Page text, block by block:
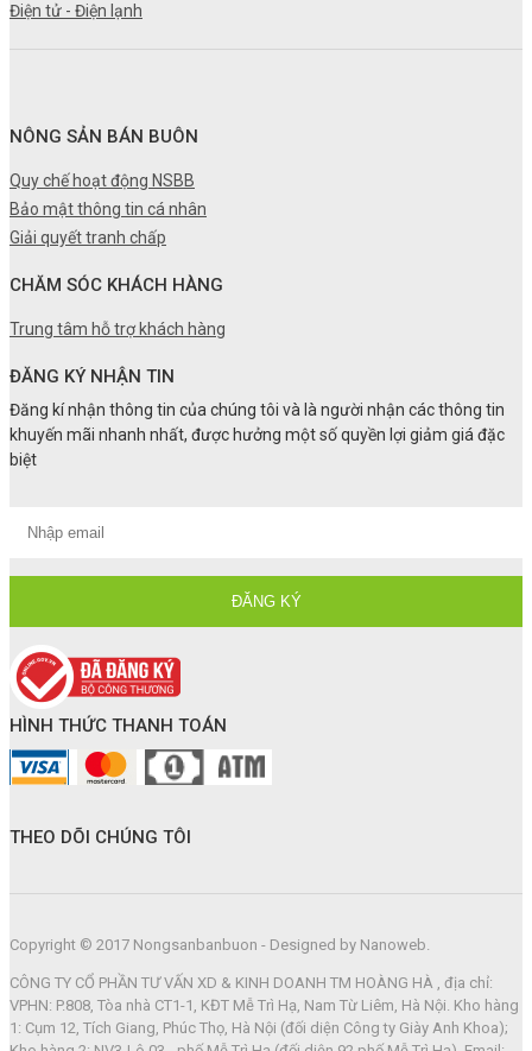
Điện tử - Điện lạnh
NÔNG SẢN BÁN BUÔN
Quy chế hoạt động NSBB
Bảo mật thông tin cá nhân
Giải quyết tranh chấp
CHĂM SÓC KHÁCH HÀNG
Trung tâm hỗ trợ khách hàng
ĐĂNG KÝ NHẬN TIN
Đăng kí nhận thông tin của chúng tôi và là người nhận các thông tin
khuyến mãi nhanh nhất, được hưởng một số quyền lợi giảm giá đặc
biệt
HÌNH THỨC THANH TOÁN
THEO DÕI CHÚNG TÔI
Copyright © 2017 Nongsanbanbuon - Designed by Nanoweb.
CÔNG TY CỔ PHẦN TƯ VẤN XD & KINH DOANH TM HOÀNG HÀ , địa chỉ:
VPHN: P.808, Tòa nhà CT1-1, KĐT Mễ Trì Hạ, Nam Từ Liêm, Hà Nội. Kho hàng
1: Cụm 12, Tích Giang, Phúc Thọ, Hà Nội (đối diện Công ty Giày Anh Khoa);